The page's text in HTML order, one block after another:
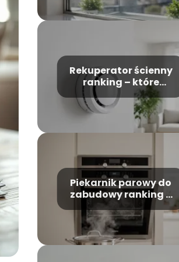
Rekuperator ścienny
ranking – które
modele warto
wybrać?
Piekarnik parowy do
zabudowy ranking –
który model wybrać?